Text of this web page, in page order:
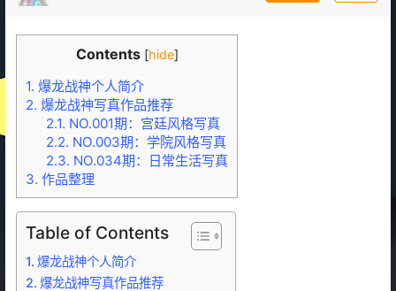
Contents [hide]
1. 爆龙战神个人简介
2. 爆龙战神写真作品推荐
2.1. NO.001期：宫廷风格写真
2.2. NO.003期：学院风格写真
2.3. NO.034期：日常生活写真
3. 作品整理
Table of Contents
爆龙战神个人简介
爆龙战神写真作品推荐